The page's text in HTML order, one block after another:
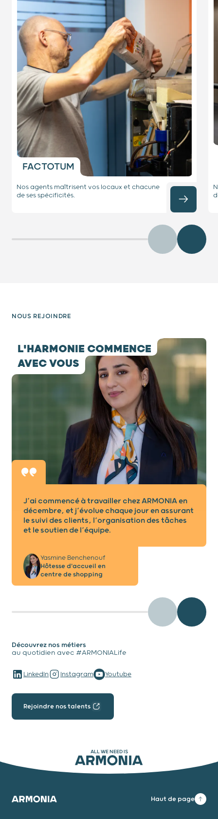
FACTOTUM
Nos agents maîtrisent vos locaux et chacune
de ses spécificités.
Précédent
NOUS REJOINDRE
L'HARMONIE COMMENCE
AVEC VOUS
testimony -
J’ai commencé à travailler chez ARMONIA en
décembre, et j’évolue chaque jour en assurant
le suivi des clients, l’organisation des tâches
et le soutien de l’équipe.
Yasmine Benchenouf
Hôtesse d'accueil en
centre de shopping
Découvrez nos métiers
au quotidien avec #ARMONIALife
LinkedIn Instagram Youtube
Rejoindre nos talents
ALL WE NEED IS
ARMONIA
Armonia Haut de page